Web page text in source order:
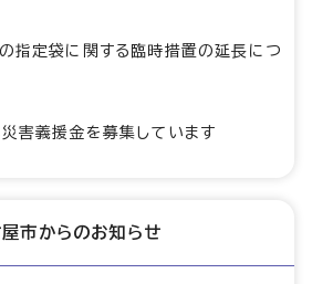
指定袋に関する臨時措置の延長につ
害義援金を募集しています
市からのお知らせ